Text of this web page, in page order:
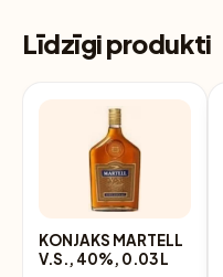
Līdzīgi produkti
KONJAKS MARTELL
V.S., 40%, 0.03 L